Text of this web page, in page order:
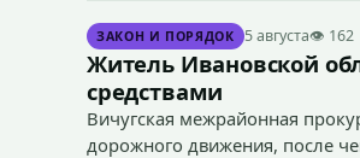
ЗАКОН И ПОРЯДОК 5 августа👁 162
Житель Ивановской
средствами
Вичугская межрайонная
дорожного движения, после